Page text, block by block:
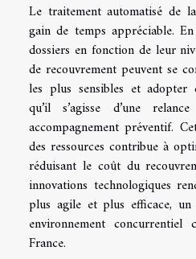
Le traitement automatisé de
gain de temps appréciable.
dossiers en fonction de leur
de recouvrement peuvent se
les plus sensibles et adopter
qu’il s’agisse d’une
accompagnement préventif.
des ressources contribue à
réduisant le coût du
innovations technologiques
plus agile et plus efficace,
environnement
France.